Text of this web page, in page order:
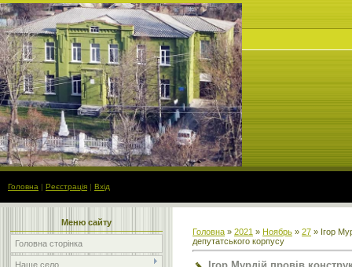
Головна | Реєстрація | Вхід
Меню сайту
Головна сторінка
Наше село
Головна » 2021 » Ноябрь » 27 » Ігор
депутатського корпусу